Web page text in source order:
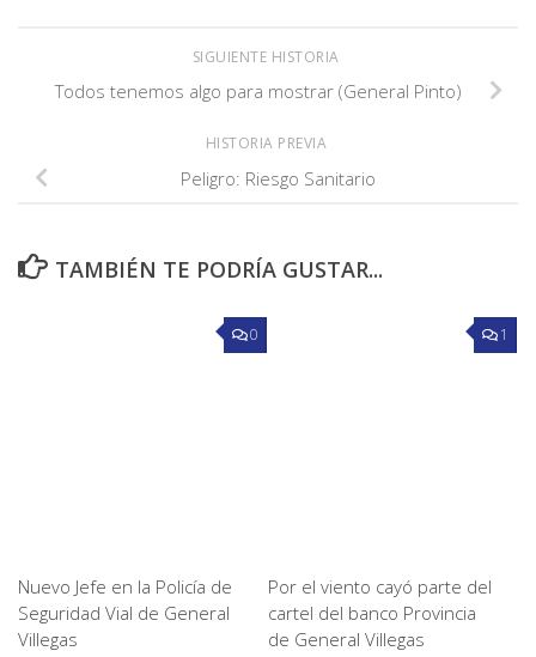
SIGUIENTE HISTORIA
Todos tenemos algo para mostrar (General Pinto)
HISTORIA PREVIA
Peligro: Riesgo Sanitario
TAMBIÉN TE PODRÍA GUSTAR...
0
Nuevo Jefe en la Policía de
Seguridad Vial de General
Villegas
1
Por el viento cayó parte del
cartel del banco Provincia
de General Villegas